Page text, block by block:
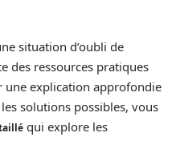
situation d’oubli de
des ressources pratiques
une explication approfondie
solutions possibles, vous
qui explore les